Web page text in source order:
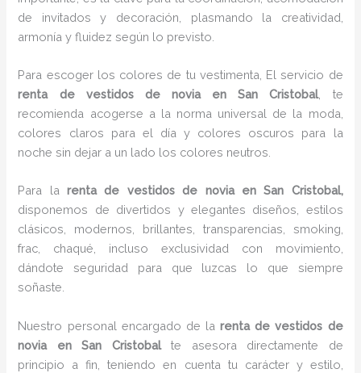
de invitados y decoración, plasmando la creatividad,
armonía y fluidez según lo previsto.
Para escoger los colores de tu vestimenta, El servicio de
renta de vestidos de novia en San Cristobal, te
recomienda acogerse a la norma universal de la moda,
colores claros para el día y colores oscuros para la
noche sin dejar a un lado los colores neutros.
Para larenta de vestidos de novia
en San Cristobal,
disponemos de divertidos y elegantes diseños, estilos
clásicos, modernos, brillantes, transparencias, smoking,
frac, chaqué, incluso exclusividad con movimiento,
dándote seguridad para que luzcas lo que siempre
soñaste.
Nuestro personal encargado de larenta de vestidos de
novia en San Cristobalte asesora directamente de
principio a fin, teniendo en cuenta tu carácter y estilo,